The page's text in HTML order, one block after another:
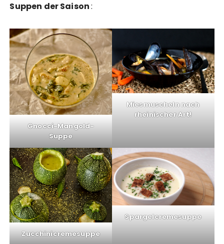
Suppen der Saison:
Gnocci-Mangold-
Suppe
Miesmuscheln nach
rheinischer Art!
Zucchinicremesuppe
Spargelcremesuppe